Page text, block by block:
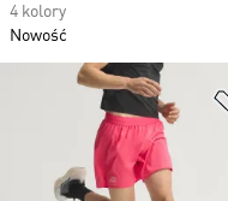
4 kolory
Nowość